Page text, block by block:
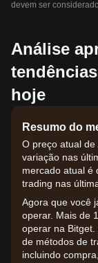
devem ser
Análise
hoje
Resumo do
O preço atual
variação nas
mercado atual é
trading nas
Agora que você
operar. Mais de
operar na
de métodos de
incluindo